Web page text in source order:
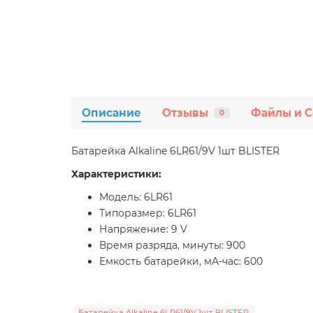
Описание Отзывы 0 Файлы и
Батарейка Alkaline 6LR61/9V 1шт BLISTER
Характеристики:
Модель: 6LR61
Типоразмер: 6LR61
Напряжение: 9 V
Время разряда, минуты: 900
Емкость батарейки, мА-час: 600